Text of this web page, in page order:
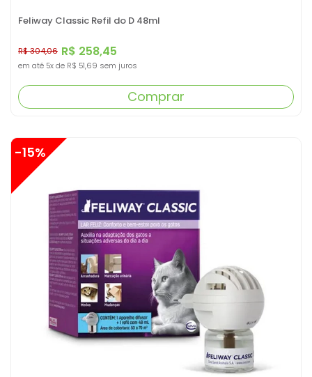
Feliway Classic Refil do D 48ml
R$ 258,45
R$ 304,06
em até 5x de R$ 51,69 sem juros
Comprar
-15%